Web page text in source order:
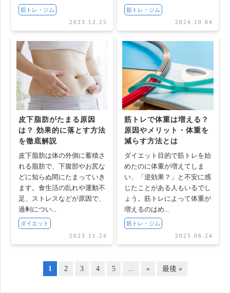
筋トレ・ジム
2023.12.25
筋トレ・ジム
2024.10.04
皮下脂肪がたまる原因
は？ 効果的に落とす方法
を徹底解説
皮下脂肪は体の外側に蓄積さ
れる脂肪で、下腹部やお尻な
どに知らぬ間にたまっていき
ます。食生活の乱れや運動不
足、ストレスなどが原因で、
過剰につい...
ダイエット
2023.11.24
筋トレで体重は増える？
原因やメリット・体重を
減らす方法とは
ダイエット目的で筋トレを始
めたのに体重が増えてしま
い、「逆効果？」と不安に感
じたことがある人もいるでし
ょう。筋トレによって体重が
増えるのはめ...
筋トレ・ジム
2025.06.24
1 2 3 4 5 ... » 最後 »